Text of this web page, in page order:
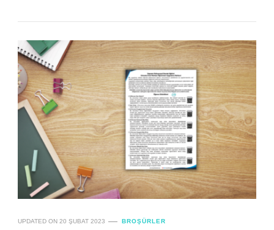
UPDATED ON 20 ŞUBAT 2023 BROŞÜRLER